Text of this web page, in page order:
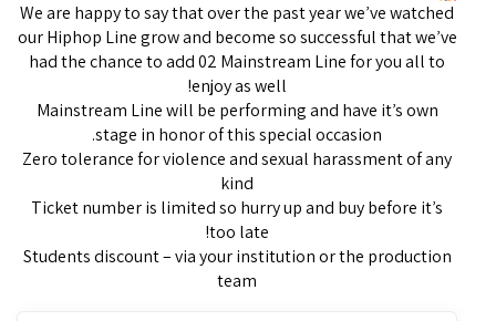
We are happy to say that over the past year we’ve watched
our Hiphop Line grow and become so successful that we’ve
had the chance to add 02 Mainstream Line for you all to
enjoy as well!
Mainstream Line will be performing and have it’s own
stage in honor of this special occasion.
Zero tolerance for violence and sexual harassment of any
kind
Ticket number is limited so hurry up and buy before it’s
too late!
Students discount – via your institution or the production
team